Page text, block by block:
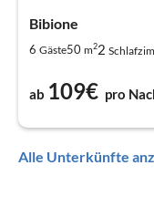
Bibione
6 Gäste50 m22
ab 109€ pro
Alle Unterkünfte